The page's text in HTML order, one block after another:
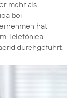
mehr als
bei
hat
Telefónica
durchgeführt.